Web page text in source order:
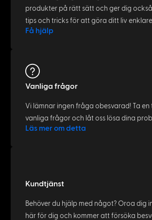
produkter på rätt sätt och ger dig
tips och tricks för att göra ditt liv
Få hjälp
Vanliga frågor
Vi lämnar ingen fråga obesvarad! Ta
vanliga frågor och låt oss lösa dina
Läs mer om detta
Kundtjänst
Behöver du hjälp med något? Oroa dig
här för dig och kommer att försöka